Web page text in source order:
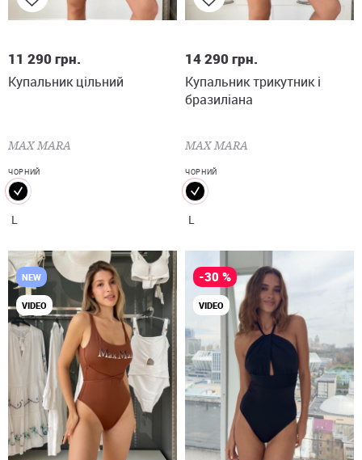
11 290грн.
Купальник цільний
MAX MARA
ЧОРНИЙ
L
14 290грн.
Купальник трикутник і
бразиліана
MAX MARA
ЧОРНИЙ
L
NEW
VIDEO VIDEO
-30 %